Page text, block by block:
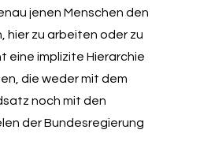
jenen Menschen den
hier zu arbeiten oder zu
eine implizite Hierarchie
die weder mit dem
noch mit den
der Bundesregierung